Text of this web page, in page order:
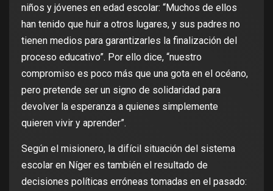
niños y jóvenes en edad escolar: “Muchos de ellos
han tenido que huir a otros lugares, y sus padres no
tienen medios para garantizarles la finalización del
proceso educativo”. Por ello dice, “nuestro
compromiso es poco más que una gota en el océano,
pero pretende ser un signo de solidaridad para
devolver la esperanza a quienes simplemente
quieren vivir y aprender”.
Según el misionero, la difícil situación del sistema
escolar en Níger es también el resultado de
decisiones políticas erróneas tomadas en el pasado: